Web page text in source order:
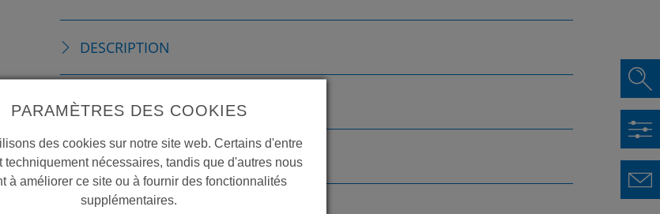
DESCRIPTION
DÉTAILS TECHNIQUES
TÉLÉCHARGEMENTS
PARAMÈTRES DES COOKIES
des cookies sur notre site web. Certains d'entre
techniquement nécessaires, tandis que d'autres nous
à améliorer ce site ou à fournir des fonctionnalités
supplémentaires.